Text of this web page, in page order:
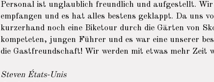
Personal ist unglaublich freundlich und aufgestellt.
empfangen und es hat alles bestens geklappt. Da uns
kurzerhand noch eine Biketour durch die Gärten von
kompeteten, jungen Führer und es war eine unserer
die Gastfreundschaft! Wir werden mit etwas mehr Zeit
Steven États-Unis